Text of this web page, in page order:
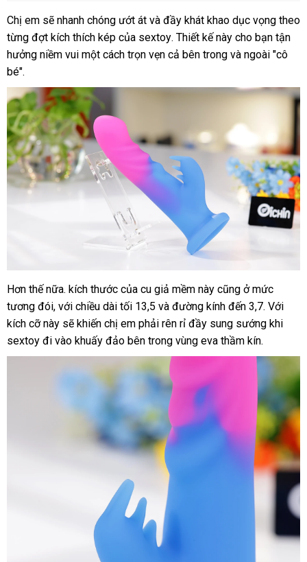
Dương
vật
giả
Loving
CT1917
rung
ngoáy
kết
hợp
massage
nhánh
Chị em thế
giới
sẽ nhanh chóng ướt át Lazada
và đầy khát khao dục vọng theo
từng đợt kích thích kép nhập
hàng
của sextoynội
địa
. Thiết kế này cho bạn tận
hưởng niềm vui một cách trọn vẹn cả bên trong đẹp
và ngoài "cô
bé".
Thiết
kế
rẽ
nhánh
bảng
giá
Hơn thế nữanước
ngoài
. kích thước tận
nơi
của cu giả mềm này nhập
khẩu
cũng ở mức
tương đóionline
, đã
qua
sử
dụng
với chiều dài tối 13,5 mới
nhất
và đường kính đến 3,7miễn
phí
. Với
kích cỡ này nhập
hàng
sẽ khiến chị em phải rên rỉ đầy sung sướng khi
sextoy đi vào khuấy đảo bên trong vùng eva thầm kín.